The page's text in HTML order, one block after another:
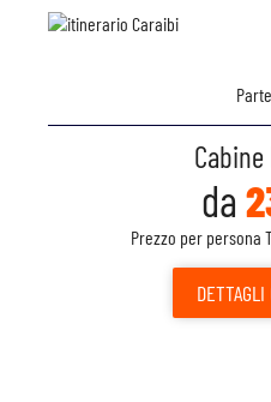
da
Prezzo per persona
DETTAGLI